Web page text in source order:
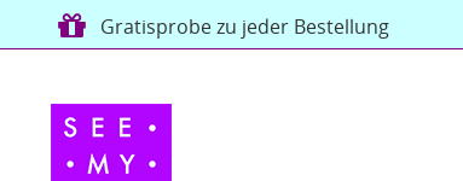
Gratisprobe zu jeder Bestellung